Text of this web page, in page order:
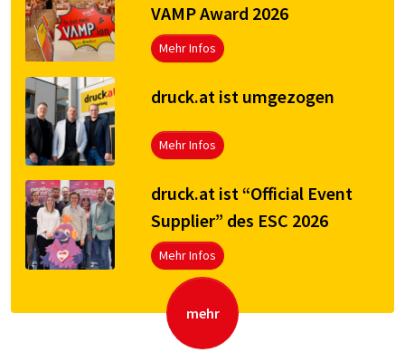
VAMP Award 2026
Mehr Infos
druck.at ist umgezogen
Mehr Infos
druck.at ist “Official Event
Supplier” des ESC 2026
Mehr Infos
mehr